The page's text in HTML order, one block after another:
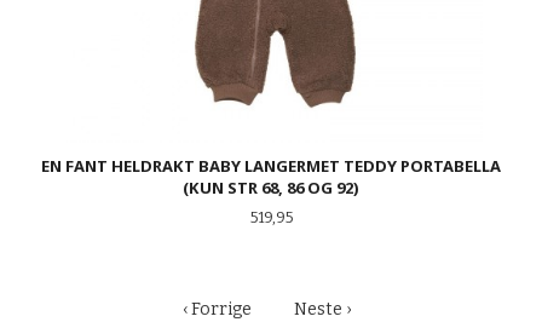
EN FANT HELDRAKT BABY LANGERMET TEDDY PORTABELLA
(KUN STR 68, 86 OG 92)
Pris
519,95
‹ Forrige Neste ›